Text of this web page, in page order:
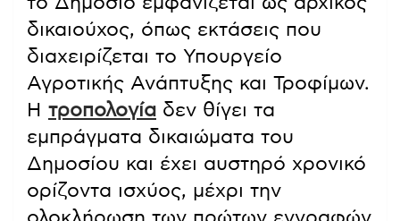
δικαιούχος, όπως εκτάσεις που
διαχειρίζεται το Υπουργείο
Αγροτικής Ανάπτυξης και Τροφίμων.
Η τροπολογία δεν θίγει τα
εμπράγματα δικαιώματα του
Δημοσίου και έχει αυστηρό χρονικό
ορίζοντα ισχύος, μέχρι την